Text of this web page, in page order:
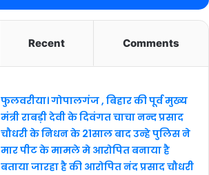
Recent Comments
फुलवरीया। गोपालगंज , बिहार की पूर्व मुख्य
मंत्री राबड़ी देवी के दिवंगत चाचा नन्द प्रसाद
चौधरी के निधन के 21साल बाद उन्हे पुलिस ने
मार पीट के मामले मे आरोपित बनाया है
बताया जारहा है की आरोपित नंद प्रसाद चौधरी